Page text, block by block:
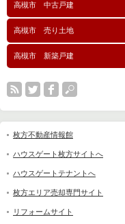
高槻市 中古戸建
高槻市 売り土地
高槻市 新築戸建
枚方不動産情報館
ハウスゲート枚方サイトへ
ハウスゲートテナントへ
枚方エリア売却専門サイト
リフォームサイト